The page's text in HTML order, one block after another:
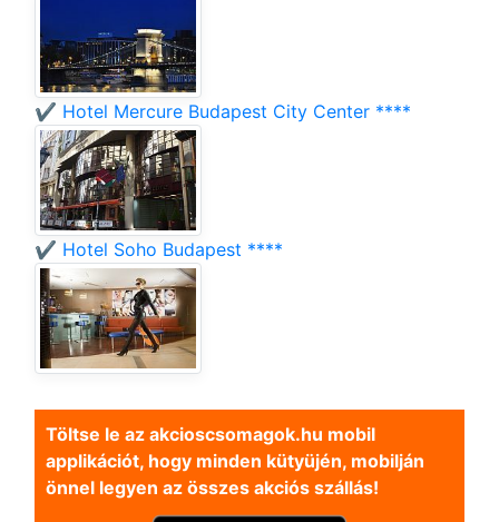
✔️ Hotel Mercure Budapest City Center ****
✔️ Hotel Soho Budapest ****
Töltse le az akcioscsomagok.hu mobil
applikációt, hogy minden kütyüjén, mobilján
önnel legyen az összes akciós szállás!